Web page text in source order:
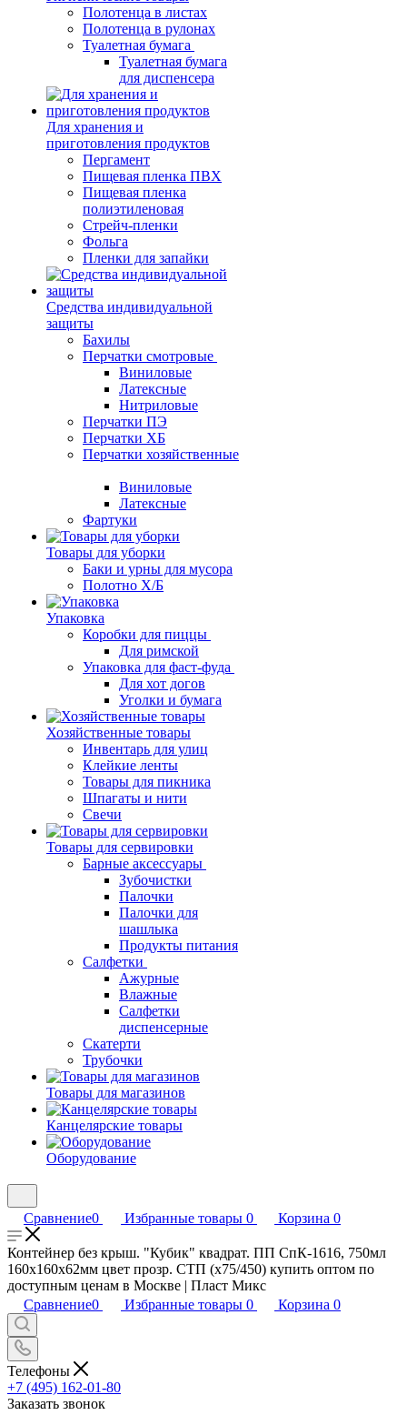
Полотенца в листах
Полотенца в рулонах
Туалетная бумага
Туалетная бумага
для диспенсера
Для хранения и
приготовления продуктов
Пергамент
Пищевая пленка ПВХ
Пищевая пленка
полиэтиленовая
Стрейч-пленки
Фольга
Пленки для запайки
Средства индивидуальной
защиты
Бахилы
Перчатки смотровые
Виниловые
Латексные
Нитриловые
Перчатки ПЭ
Перчатки ХБ
Перчатки хозяйственные
Виниловые
Латексные
Фартуки
Товары для уборки
Баки и урны для мусора
Полотно Х/Б
Упаковка
Коробки для пиццы
Для римской
Упаковка для фаст-фуда
Для хот догов
Уголки и бумага
Хозяйственные товары
Инвентарь для улиц
Клейкие ленты
Товары для пикника
Шпагаты и нити
Свечи
Товары для сервировки
Барные аксессуары
Зубочистки
Палочки
Палочки для
шашлыка
Продукты питания
Салфетки
Ажурные
Влажные
Салфетки
диспенсерные
Скатерти
Трубочки
Товары для магазинов
Канцелярские товары
Оборудование
Сравнение0 Избранные товары 0 Корзина 0
Контейнер без крыш. "Кубик" квадрат. ПП СпК-1616, 750мл
160х160х62мм цвет прозр. СТП (х75/450) купить оптом по
доступным ценам в Москве | Пласт Микс
Сравнение0 Избранные товары 0 Корзина 0
Телефоны
+7 (495) 162-01-80
Заказать звонок